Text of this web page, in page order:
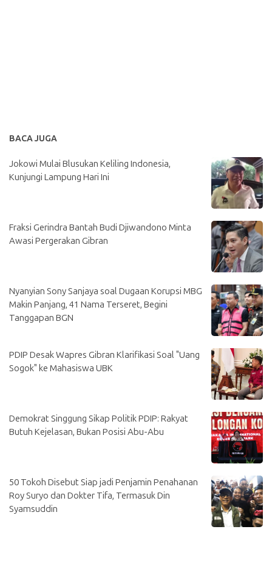
BACA JUGA
Jokowi Mulai Blusukan Keliling Indonesia,
Kunjungi Lampung Hari Ini
Fraksi Gerindra Bantah Budi Djiwandono Minta
Awasi Pergerakan Gibran
Nyanyian Sony Sanjaya soal Dugaan Korupsi MBG
Makin Panjang, 41 Nama Terseret, Begini
Tanggapan BGN
PDIP Desak Wapres Gibran Klarifikasi Soal "Uang
Sogok" ke Mahasiswa UBK
Demokrat Singgung Sikap Politik PDIP: Rakyat
Butuh Kejelasan, Bukan Posisi Abu-Abu
50 Tokoh Disebut Siap jadi Penjamin Penahanan
Roy Suryo dan Dokter Tifa, Termasuk Din
Syamsuddin